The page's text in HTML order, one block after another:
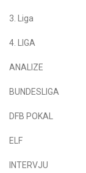
3. Liga
4. LIGA
ANALIZE
BUNDESLIGA
DFB POKAL
ELF
INTERVJU